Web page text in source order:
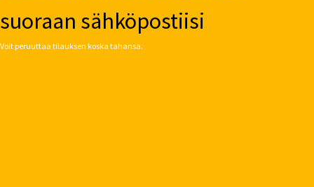
suoraan sähköpostiisi
Voit peruuttaa tilauksen koska tahansa.